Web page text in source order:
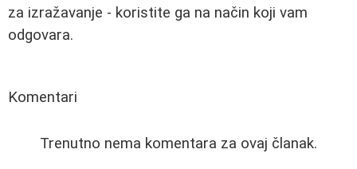
za izražavanje - koristite ga na način koji vam
odgovara.
Komentari
Trenutno nema komentara za ovaj članak.